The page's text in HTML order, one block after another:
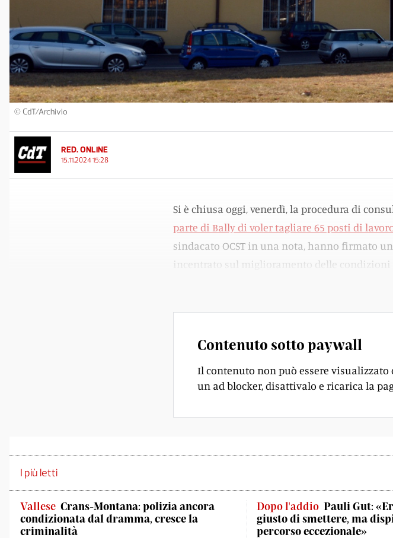
© CdT/Archivio
RED. ONLINE
15.11.2024 15:28
Si è chiusa oggi, venerdì, la procedura di
parte di Bally di voler tagliare 65 posti di
sindacato OCST in una nota, hanno firmato
incentrato sul miglioramento delle
Contenuto sotto paywall
Il contenuto non può essere visualizzato
un ad blocker, disattivalo e ricarica la
I più letti
Vallese Crans-Montana: polizia ancora
condizionata dal dramma, cresce la
criminalità
Dopo l'addio Pauli Gut:
giusto di smettere, ma
percorso eccezionale»